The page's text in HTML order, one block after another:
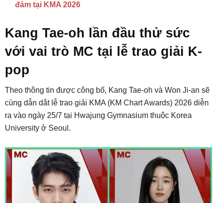
đám tại KMA 2026
Kang Tae-oh lần đầu thử sức
với vai trò MC tại lễ trao giải K-
pop
Theo thông tin được công bố, Kang Tae-oh và Won Ji-an sẽ
cùng dẫn dắt lễ trao giải KMA (KM Chart Awards) 2026 diễn
ra vào ngày 25/7 tại Hwajung Gymnasium thuộc Korea
University ở Seoul.